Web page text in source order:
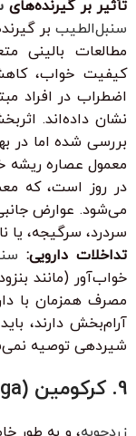
تأثیر بر گیرنده‌های
سنبل‌الطیب بر
مطالعات بالینی
کیفیت خواب،
اضطراب در افراد
نشان داده‌اند.
بررسی شده اما در
معمول عصاره
می‌شود. عوارض
سردرد، سرگیجه، یا
تداخلات دارویی:
خواب‌آور (مانند
مصرف همزمان با
آرام‌بخش دارند،
شیردهی توصیه
9. کرکومین (Curcuma longa) – زردچوبه